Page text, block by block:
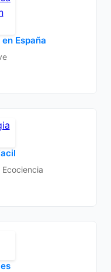
España